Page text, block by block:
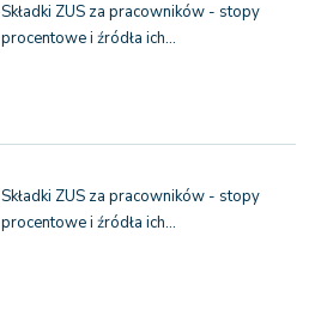
Składki ZUS za pracowników - stopy
procentowe i źródła ich…
Składki ZUS za pracowników - stopy
procentowe i źródła ich…